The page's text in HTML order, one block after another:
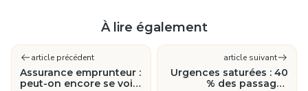
À lire également
article précédent
Assurance emprunteur :
peut-on encore se voir
article suivant
Urgences saturées : 40
% des passages